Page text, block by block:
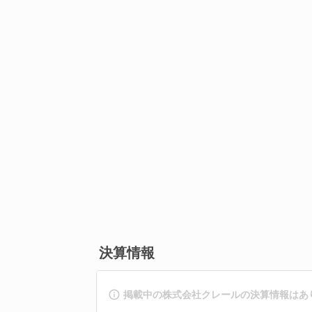
決算情報
掲載中の株式会社クレールの決算情報はあ